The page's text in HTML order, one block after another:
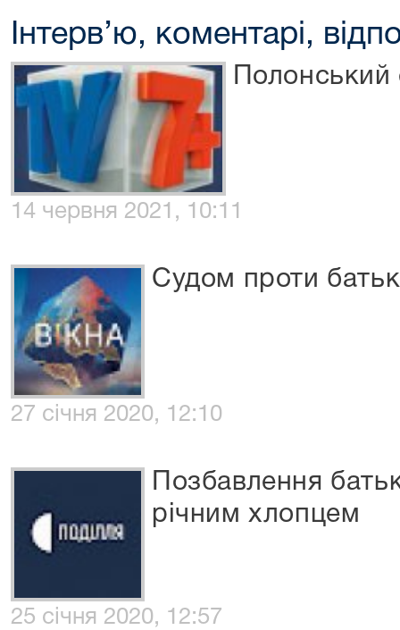
Інтерв’ю, коментарі,
14 червня 2021, 10:11
Судом проти
27 січня 2020, 12:10
Позбавлення
річним хлопцем
25 січня 2020, 12:57